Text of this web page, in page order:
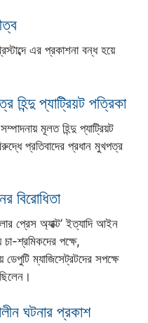
এর প্রকাশনা বন্ধ হয়ে
হিন্দু প্যাট্রিয়ট পত্রিকা
মূলত হিন্দু প্যাট্রিয়ট
প্রতিবাদের প্রধান মুখপত্র
বিরোধিতা
প্রেস অ্যাক্ট’ ইত্যাদি আইন
চা-শ্রমিকদের পক্ষে,
ডেপুটি ম্যাজিসেট্রটদের সপক্ষে
ঘটনার প্রকাশ